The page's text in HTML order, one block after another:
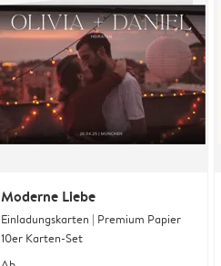
Moderne Liebe
Einladungskarten | Premium Papier
10er Karten-Set